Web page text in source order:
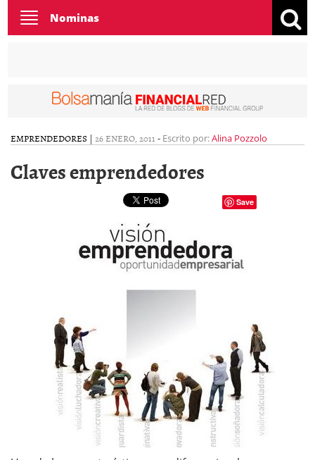
Toggle
navigation
Nominas
EMPRENDEDORES | 26 ENERO, 2011 - Escrito por:Alina Pozzolo
Claves emprendedores
Save